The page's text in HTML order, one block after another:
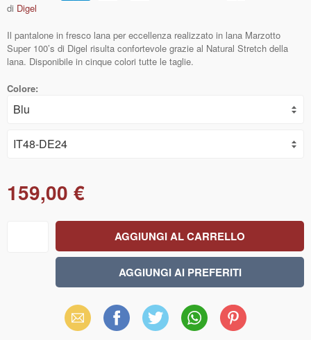
di Digel
Il pantalone in fresco lana per eccellenza realizzato in lana Marzotto
Super 100’s di Digel risulta confortevole grazie al Natural Stretch della
lana. Disponibile in cinque colori tutte le taglie.
Colore:
159,00 €
Email Facebook X WhatsAppPinterest